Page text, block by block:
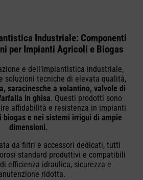
Industriale: Componenti
per Impianti Agricoli e Biogas
e dell’impiantistica industriale,
soluzioni tecniche di elevata qualità,
saracinesche a volantino, valvole di
in ghisa. Questi prodotti sono
affidabilità e resistenza in impianti
biogas e nei sistemi irrigui di ampie
dimensioni.
da filtri e accessori dedicati, tutti
standard produttivi e compatibili
efficienza idraulica, sicurezza e
ridotta.